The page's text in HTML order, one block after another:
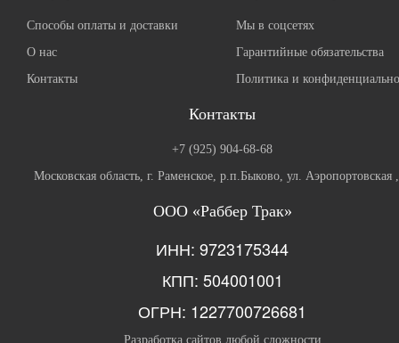
Способы оплаты и доставки
О нас
Контакты
Мы в соцсетях
Гарантийные обязательства
Политика и
Контакты
+7 (925) 904-68-68
Московская область, г. Раменское, р.п.Быково, ул. Аэропортовская
ООО «Раббер Трак»
ИНН: 9723175344
КПП: 504001001
ОГРН: 1227700726681
Разработка сайтов любой сложности